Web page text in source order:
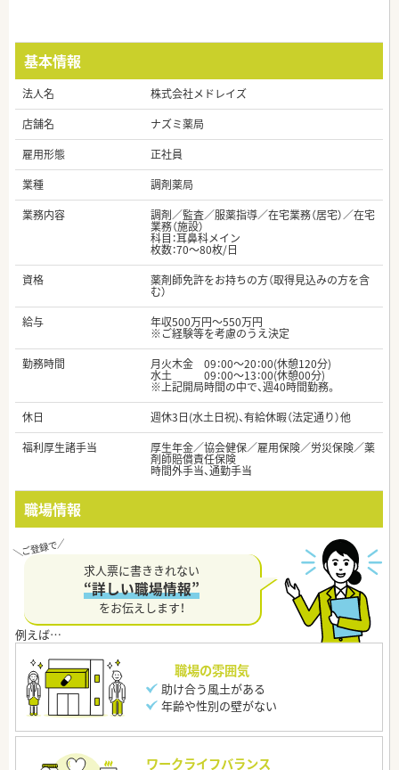
基本情報
法人名
株式会社メドレイズ
店舗名
ナズミ薬局
雇用形態
正社員
業種
調剤薬局
業務内容
調剤／監査／服薬指導／在宅業務（居宅）／在宅
業務（施設）
科目：耳鼻科メイン
枚数：70～80枚/日
資格
薬剤師免許をお持ちの方（取得見込みの方を含
む）
給与
年収500万円～550万円
※ご経験等を考慮のうえ決定
勤務時間
月火木金 09：00～20：00(休憩120分)
水土 09：00～13：00(休憩00分)
※上記開局時間の中で、週40時間勤務。
休日
週休3日(水土日祝)、有給休暇（法定通り）他
福利厚生諸手当
厚生年金／協会健保／雇用保険／労災保険／薬
剤師賠償責任保険
時間外手当、通勤手当
職場情報
求人票に書ききれない
“詳しい職場情報”
をお伝えします！
職場の雰囲気
助け合う風土がある
年齢や性別の壁がない
ワークライフバランス